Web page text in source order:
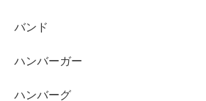
バンド
ハンバーガー
ハンバーグ